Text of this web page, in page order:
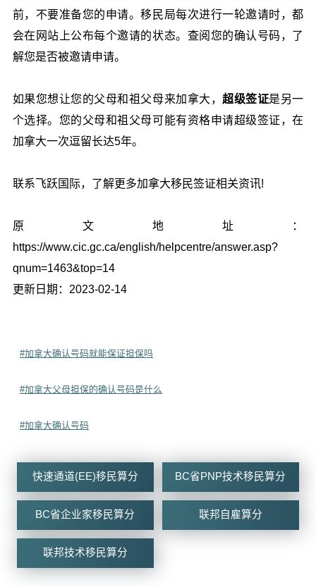
前，不要准备您的申请。移民局每次进行一轮邀请时，都
会在网站上公布每个邀请的状态。查阅您的确认号码，了
解您是否被邀请申请。
如果您想让您的父母和祖父母来加拿大，超级签证是另一
个选择。您的父母和祖父母可能有资格申请超级签证，在
加拿大一次逗留长达5年。
联系飞跃国际，了解更多加拿大移民签证相关资讯!
原文地址：
https://www.cic.gc.ca/english/helpcentre/answer.asp?
qnum=1463&top=14
更新日期：2023-02-14
#加拿大确认号码就能保证担保吗
#加拿大父母担保的确认号码是什么
#加拿大确认号码
快速通道(EE)移民算分 BC省PNP技术移民算分
BC省企业家移民算分 联邦自雇算分
联邦技术移民算分